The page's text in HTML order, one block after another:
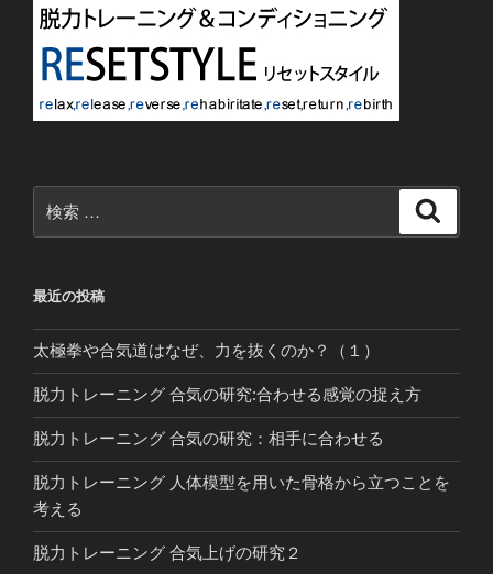
索:
最近の投稿
太極拳や合気道はなぜ、力を抜くのか？（１）
脱力トレーニング 合気の研究:合わせる感覚の捉え方
脱力トレーニング 合気の研究：相手に合わせる
脱力トレーニング 人体模型を用いた骨格から立つことを
考える
脱力トレーニング 合気上げの研究２